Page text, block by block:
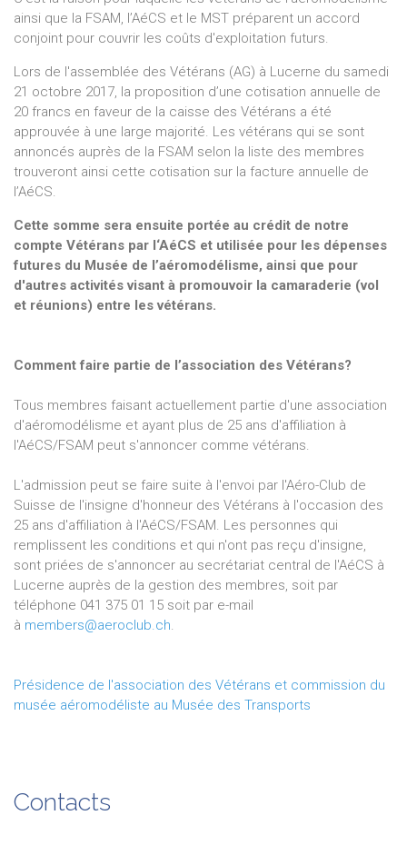
ainsi que la FSAM, l’AéCS et le MST préparent un accord
conjoint pour couvrir les coûts d'exploitation futurs.
Lors de l'assemblée des Vétérans (AG) à Lucerne du samedi
21 octobre 2017, la proposition d’une cotisation annuelle de
20 francs en faveur de la caisse des Vétérans a été
approuvée à une large majorité. Les vétérans qui se sont
annoncés auprès de la FSAM selon la liste des membres
trouveront ainsi cette cotisation sur la facture annuelle de
l’AéCS.
Cette somme sera ensuite portée au crédit de notre
compte Vétérans par l‘AéCS et utilisée pour les dépenses
futures du Musée de l’aéromodélisme, ainsi que pour
d'autres activités visant à promouvoir la camaraderie (vol
et réunions) entre les vétérans.
Comment faire partie de l’association des Vétérans?
Tous membres faisant actuellement partie d'une association
d'aéromodélisme et ayant plus de 25 ans d'affiliation à
l'AéCS/FSAM peut s'annoncer comme vétérans.
L'admission peut se faire suite à l'envoi par l'Aéro-Club de
Suisse de l'insigne d'honneur des Vétérans à l'occasion des
25 ans d'affiliation à l'AéCS/FSAM. Les personnes qui
remplissent les conditions et qui n'ont pas reçu d'insigne,
sont priées de s'annoncer au secrétariat central de l'AéCS à
Lucerne auprès de la gestion des membres, soit par
téléphone 041 375 01 15 soit par e-mail
à members@aeroclub.ch.
Présidence de l'association des Vétérans et commission du
musée aéromodéliste au Musée des Transports
Contacts